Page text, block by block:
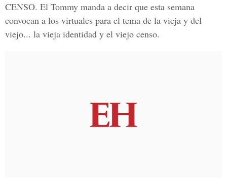
CENSO. El Tommy manda a decir que esta semana
convocan a los virtuales para el tema de la vieja y del
viejo... la vieja identidad y el viejo censo.